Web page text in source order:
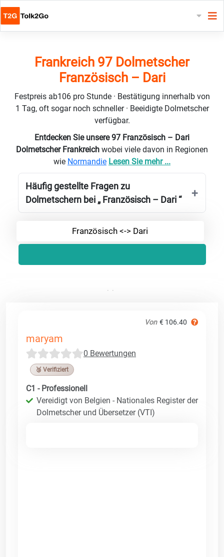
Frankreich 97 Dolmetscher
Französisch – Dari
Festpreis ab106 pro Stunde · Bestätigung innerhalb von
1 Tag, oft sogar noch schneller · Beeidigte Dolmetscher
verfügbar.
Entdecken Sie unsere 97 Französisch – Dari
Dolmetscher Frankreich wobei viele davon in Regionen
wie Normandie Lesen Sie mehr ...
Häufig gestellte Fragen zu
Dolmetschern bei „ Französisch – Dari “
Französisch <-> Dari
Von € 106.40
maryam
0 Bewertungen
🥉 Verifiziert
C1 - Professionell
Vereidigt von Belgien - Nationales Register der
Dolmetscher und Übersetzer (VTI)